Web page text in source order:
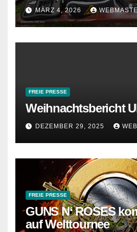
MÄRZ 4, 2026
FREIE PRESSE
Weihnachtsbericht
DEZEMBER 29, 2025
FREIE PRESSE
GUNS N‘ ROSES
auf Welttournee